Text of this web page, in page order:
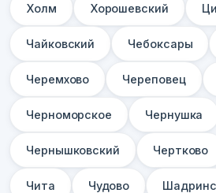
Холм Хорошевский
Чайковский Чебоксары
Черемхово Череповец
Черноморское Чернушка
Чернышковский Чертково
Чита Чудово